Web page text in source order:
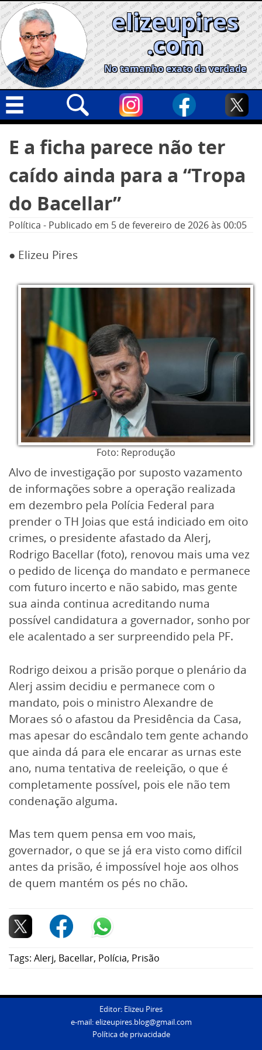
Skip
to
content
elizeupires
.com
No tamanho exato da verdade
Geral
Cidades
Política
Informe especial
por:
E a ficha parece não ter
caído ainda para a “Tropa
do Bacellar”
Política - Publicado em 5 de fevereiro de 2026às 00:05
● Elizeu Pires
Foto: Reprodução
Alvo de investigação por suposto vazamento
de informações sobre a operação realizada
em dezembro pela Polícia Federal para
prender o TH Joias que está indiciado em oito
crimes, o presidente afastado da Alerj,
Rodrigo Bacellar (foto), renovou mais uma vez
o pedido de licença do mandato e permanece
com futuro incerto e não sabido, mas gente
sua ainda continua acreditando numa
possível candidatura a governador, sonho por
ele acalentado a ser surpreendido pela PF.
Rodrigo deixou a prisão porque o plenário da
Alerj assim decidiu e permanece com o
mandato, pois o ministro Alexandre de
Moraes só o afastou da Presidência da Casa,
mas apesar do escândalo tem gente achando
que ainda dá para ele encarar as urnas este
ano, numa tentativa de reeleição, o que é
completamente possível, pois ele não tem
condenação alguma.
Mas tem quem pensa em voo mais,
governador, o que se já era visto como difícil
antes da prisão, é impossível hoje aos olhos
de quem mantém os pés no chão.
Tags: Alerj, Bacellar, Polícia, Prisão
Editor: Elizeu Pires
e-mail:elizeupires.blog@gmail.com
Política de privacidade